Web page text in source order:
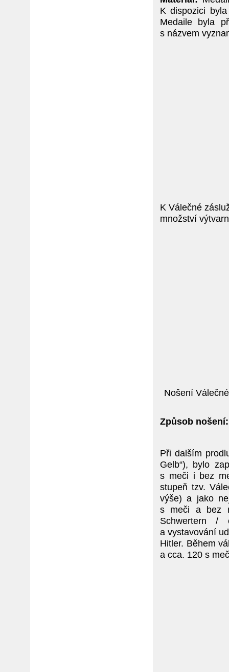
K dispozici
Medaile byla
s názvem
K Válečné
množství
Nošení
Způsob nošení:
Při dalším
Gelb“), bylo
s meči i bez
stupeň tzv.
výše) a jako
s meči a bez
Schwertern /
a vystavování
Hitler. Během
a cca. 120 s